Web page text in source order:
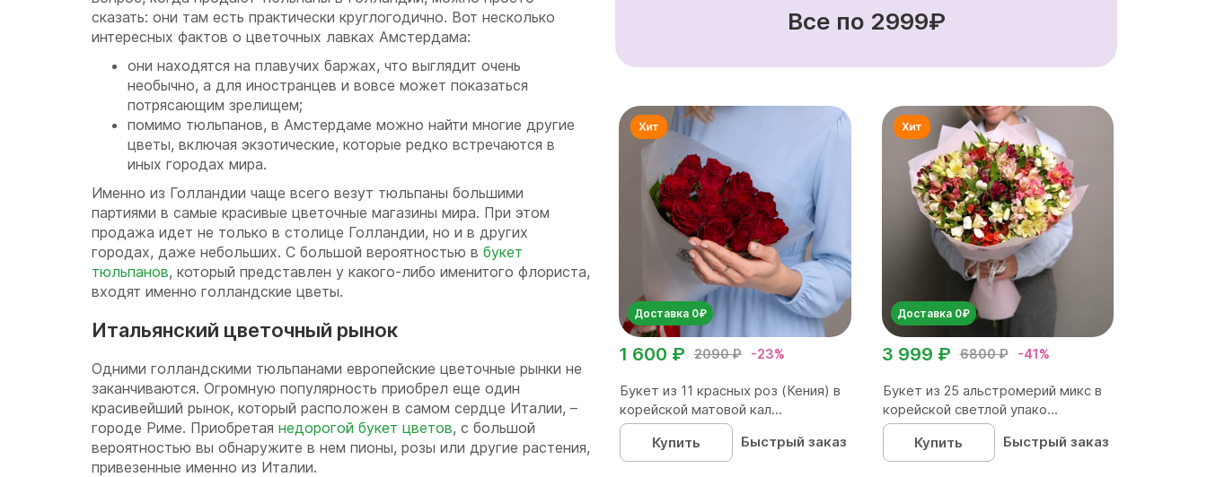
сказать: они там есть практически круглогодично. Вот несколько
интересных фактов о цветочных лавках Амстердама:
они находятся на плавучих баржах, что выглядит очень
необычно, а для иностранцев и вовсе может показаться
потрясающим зрелищем;
помимо тюльпанов, в Амстердаме можно найти многие другие
цветы, включая экзотические, которые редко встречаются в
иных городах мира.
Именно из Голландии чаще всего везут тюльпаны большими
партиями в самые красивые цветочные магазины мира. При этом
продажа идет не только в столице Голландии, но и в других
городах, даже небольших. С большой вероятностью в букет
тюльпанов, который представлен у какого-либо именитого флориста,
входят именно голландские цветы.
Итальянский цветочный рынок
Одними голландскими тюльпанами европейские цветочные рынки не
заканчиваются. Огромную популярность приобрел еще один
красивейший рынок, который расположен в самом сердце Италии, –
городе Риме. Приобретая недорогой букет цветов, с большой
вероятностью вы обнаружите в нем пионы, розы или другие растения,
привезенные именно из Италии.
Все по 2999₽
Доставка 0₽
2090 ₽ -23%
1 600 ₽
Букет из 11 красных роз (Кения) в
корейской матовой кал...
Купить
Быстрый заказ
Доставка 0₽
6800 ₽ -41%
3 999 ₽
Букет из 25 альстромерий микс в
корейской светлой упако...
Купить
Быстрый заказ